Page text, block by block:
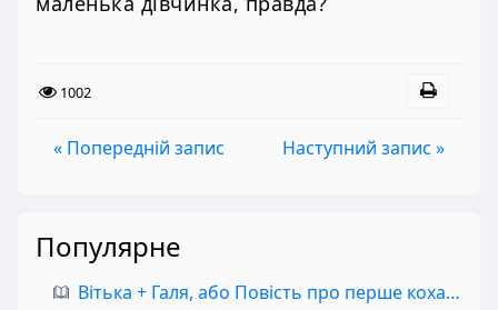
1002
« Попередній запис Наступний запис »
Популярне
Вітька + Галя, або Повість про перше кохання